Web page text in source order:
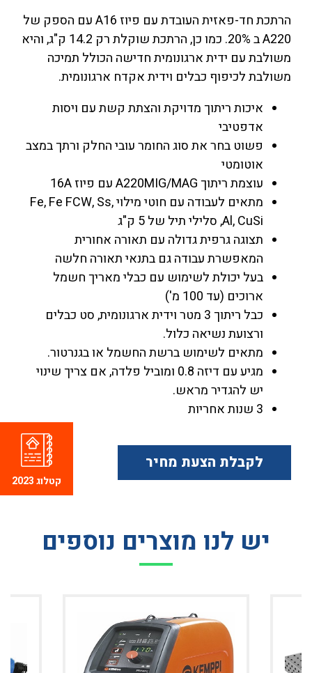
הרתכת חד-פאזית העובדת עם פיוז A16 עם הספק של
A220 ב 20%. כמו כן, הרתכת שוקלת רק 14.2 ק"ג, והיא
משולבת עם ידית ארגונומית חדישה הכולל תמיכה
משולבת לכיפוף כבלים וידית אקדח ארגונומית.
איכות ריתוך מדויקת והצתת קשת עם ויסות
אדפטיבי
פשוט בחר את סוג החומר עובי החלק ורתך במצב
אוטומטי
עוצמת ריתוך A220MIG/MAG עם פיוז 16A
מתאים לעבודה עם חוטי מילוי Fe, Fe FCW, Ss,
Al, CuSi, סלילי תיל של 5 ק"ג
תצוגה גרפית גדולה עם תאורה אחורית
המאפשרת עבודה גם בתנאי תאורה חלשה
בעל יכולת לשימוש עם כבלי מאריך חשמל
ארוכים (עד 100 מ')
כבל ריתוך 3 מטר וידית ארגונומית, סט כבלים
ורצועת נשיאה כלול.
מתאים לשימוש ברשת החשמל או בגנרטור.
מגיע עם דיזה 0.8 ומוביל פלדה, אם צריך שינוי
יש להגדיר מראש.
3 שנות אחריות
לקבלת הצעת מחיר
יש לנו מוצרים נוספים
קטלוג 2023